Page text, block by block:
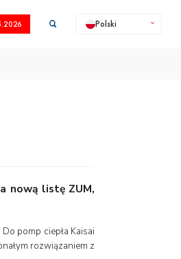
Polski
nową listę ZUM,
pomp ciepła Kaisai
rozwiązaniem z